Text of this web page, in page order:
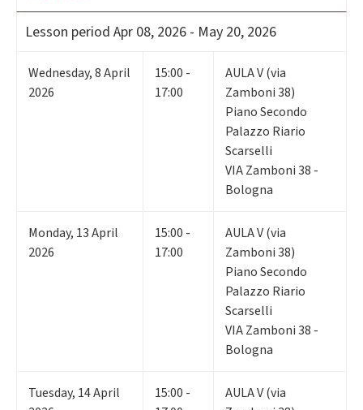
Lesson period Apr 08, 2026 - May 20, 2026
Wednesday,8April
2026
15:00 -
17:00
AULA V (via
Zamboni 38)
Piano Secondo
Palazzo Riario
Scarselli
VIA Zamboni 38 -
Bologna
Monday, 13April
2026
15:00 -
17:00
AULA V (via
Zamboni 38)
Piano Secondo
Palazzo Riario
Scarselli
VIA Zamboni 38 -
Bologna
Tuesday, 14April
15:00 -
AULA V (via